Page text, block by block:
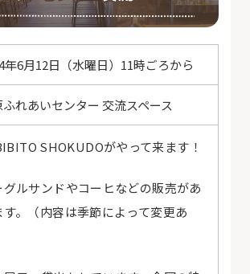
年6月12日（水曜日） 11時ごろから
れあいセンター 交流スペース
SHOKUDOがやって来ます！
グルサンドやコーヒなどの販売があ
す。（内容は季節によって変更あ